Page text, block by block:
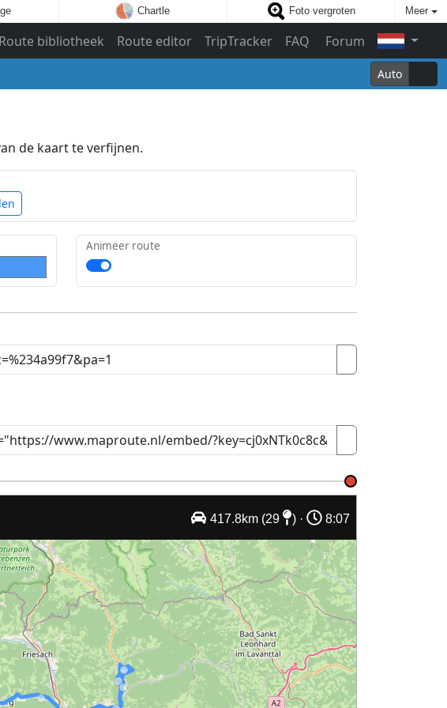
Chartle Foto vergroten Meer
Route bibliotheek Route editor TripTracker FAQ
Forum
Auto
de kaart te verfijnen.
Animeer route